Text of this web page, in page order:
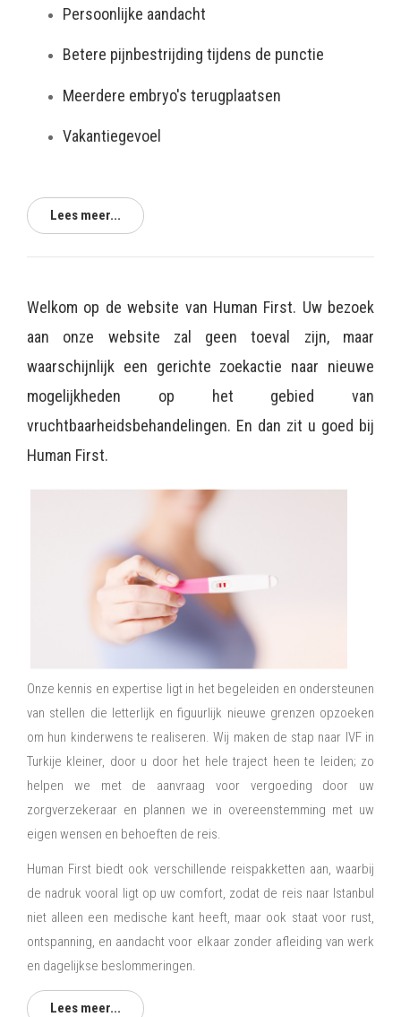
Persoonlijke aandacht
Betere pijnbestrijding tijdens de punctie
Meerdere embryo's terugplaatsen
Vakantiegevoel
Lees meer...
Welkom op de website van Human First. Uw bezoek
aan onze website zal geen toeval zijn, maar
waarschijnlijk een gerichte zoekactie naar nieuwe
mogelijkheden op het gebied van
vruchtbaarheidsbehandelingen. En dan zit u goed bij
Human First.
Onze kennis en expertise ligt in het begeleiden en ondersteunen
van stellen die letterlijk en figuurlijk nieuwe grenzen opzoeken
om hun kinderwens te realiseren. Wij maken de stap naar IVF in
Turkije kleiner, door u door het hele traject heen te leiden; zo
helpen we met de aanvraag voor vergoeding door uw
zorgverzekeraar en plannen we in overeenstemming met uw
eigen wensen en behoeften de reis.
Human First biedt ook verschillende reispakketten aan, waarbij
de nadruk vooral ligt op uw comfort, zodat de reis naar Istanbul
niet alleen een medische kant heeft, maar ook staat voor rust,
ontspanning, en aandacht voor elkaar zonder afleiding van werk
en dagelijkse beslommeringen.
Lees meer...